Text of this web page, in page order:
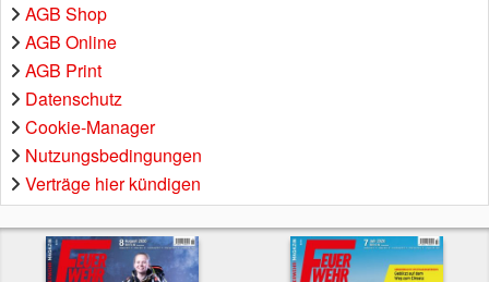
AGB Shop
AGB Online
AGB Print
Datenschutz
Cookie-Manager
Nutzungsbedingungen
Verträge hier kündigen